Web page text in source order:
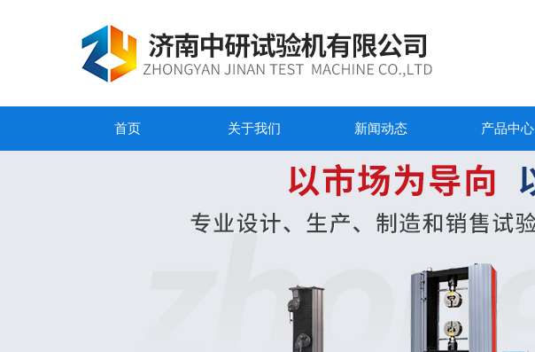
首页 关于我们 新闻动态 产品中心